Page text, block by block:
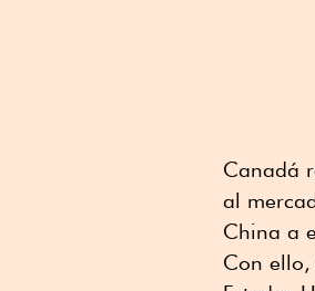
Canadá
al
China a
Con ello,